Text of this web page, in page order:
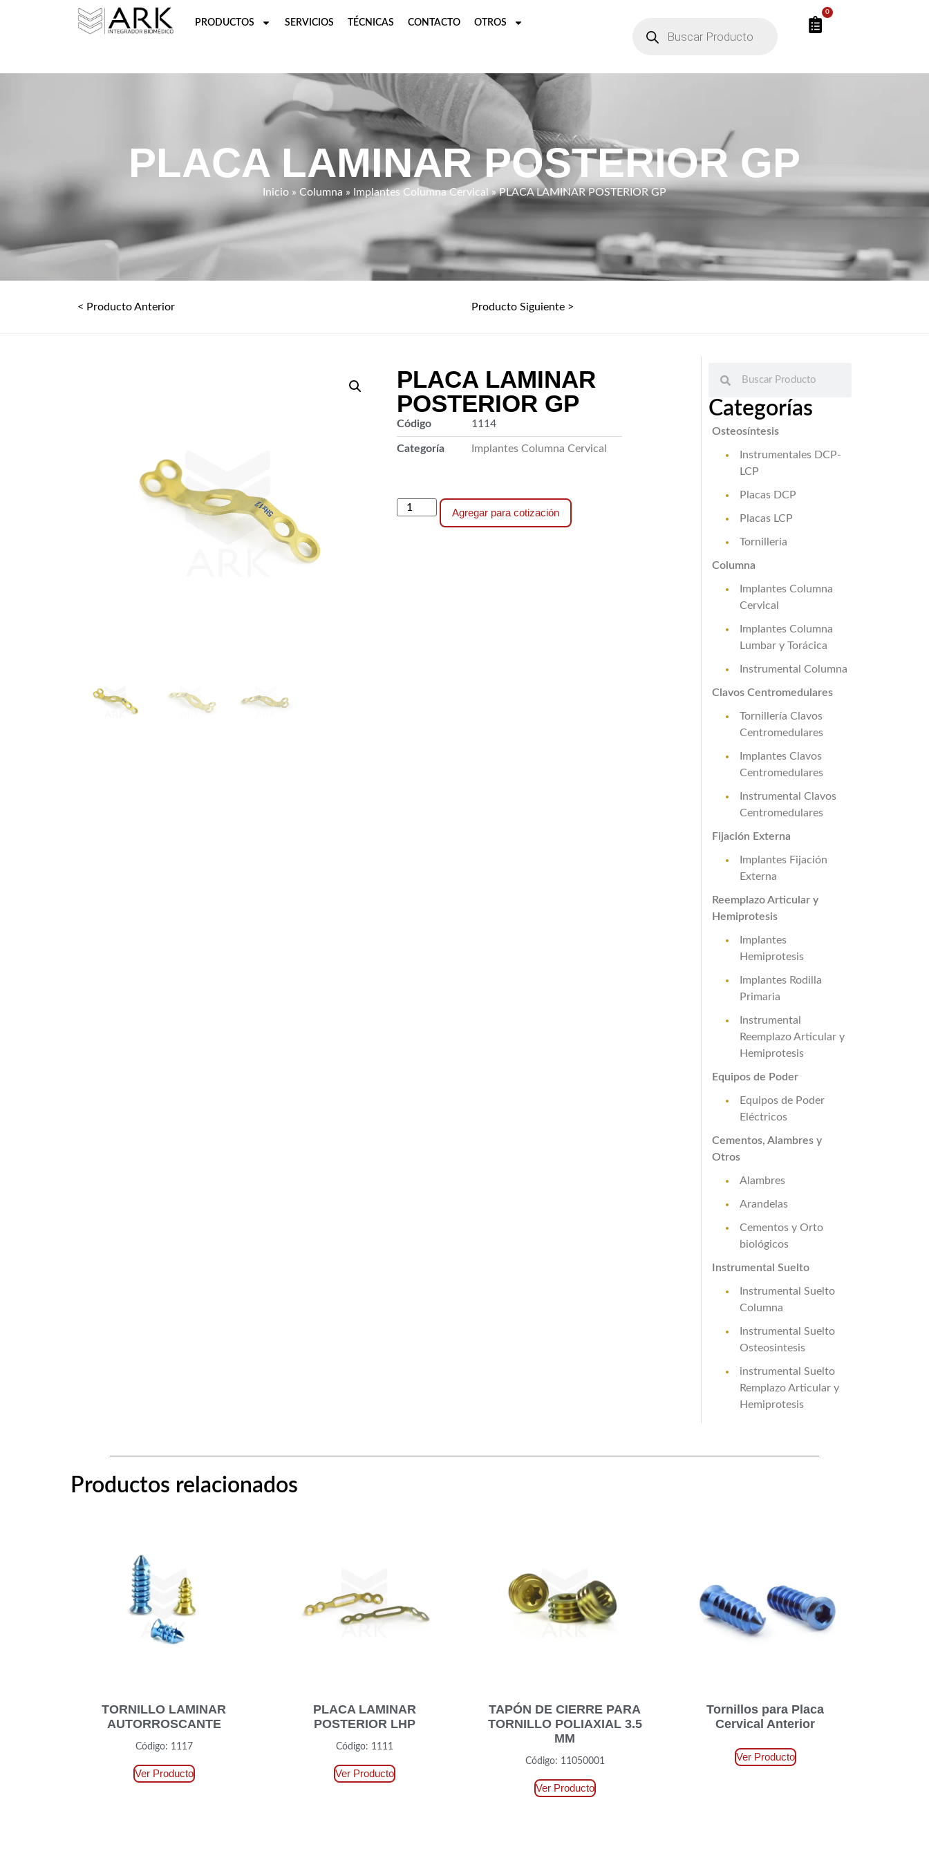
PRODUCTOS SERVICIOS TÉCNICAS CONTACTO OTROS
0
PLACA LAMINAR POSTERIOR GP
Inicio » Columna » Implantes Columna Cervical » PLACA LAMINAR POSTERIOR GP
< Producto Anterior Producto Siguiente >
PLACA LAMINAR
POSTERIOR GP
Código 1114
Categoría Implantes Columna Cervical
Agregar para cotización
Categorías
Osteosíntesis
Instrumentales DCP-
LCP
Placas DCP
Placas LCP
Tornilleria
Columna
Implantes Columna
Cervical
Implantes Columna
Lumbar y Torácica
Instrumental Columna
Clavos Centromedulares
Tornillería Clavos
Centromedulares
Implantes Clavos
Centromedulares
Instrumental Clavos
Centromedulares
Fijación Externa
Implantes Fijación
Externa
Reemplazo Articular y
Hemiprotesis
Implantes
Hemiprotesis
Implantes Rodilla
Primaria
Instrumental
Reemplazo Articular y
Hemiprotesis
Equipos de Poder
Equipos de Poder
Eléctricos
Cementos, Alambres y
Otros
Alambres
Arandelas
Cementos y Orto
biológicos
Instrumental Suelto
Instrumental Suelto
Columna
Instrumental Suelto
Osteosintesis
instrumental Suelto
Remplazo Articular y
Hemiprotesis
Productos relacionados
TORNILLO LAMINAR
AUTORROSCANTE
Código: 1117
Ver Producto
PLACA LAMINAR
POSTERIOR LHP
Código: 1111
Ver Producto
TAPÓN DE CIERRE PARA
TORNILLO POLIAXIAL 3.5
MM
Código: 11050001
Ver Producto
Tornillos para Placa
Cervical Anterior
Ver Producto